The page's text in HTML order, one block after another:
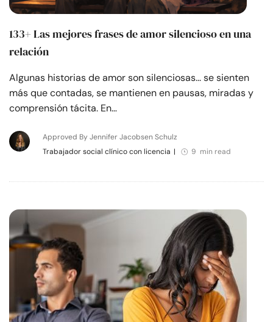
133+ Las mejores frases de amor silencioso en una
relación
Algunas historias de amor son silenciosas... se sienten
más que contadas, se mantienen en pausas, miradas y
comprensión tácita. En…
Approved By Jennifer Jacobsen Schulz
Trabajador social clínico con licencia | 9 min read